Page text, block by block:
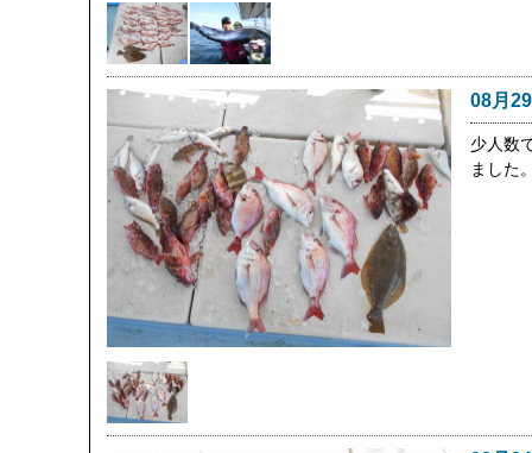
08月
少人数
ました